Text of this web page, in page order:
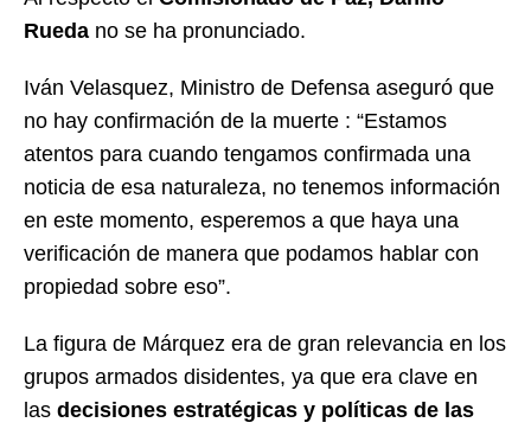
Rueda no se ha pronunciado.
Iván Velasquez, Ministro de Defensa aseguró que
no hay confirmación de la muerte : “Estamos
atentos para cuando tengamos confirmada una
noticia de esa naturaleza, no tenemos información
en este momento, esperemos a que haya una
verificación de manera que podamos hablar con
propiedad sobre eso”.
La figura de Márquez era de gran relevancia en los
grupos armados disidentes, ya que era clave en
las decisiones estratégicas y políticas de las